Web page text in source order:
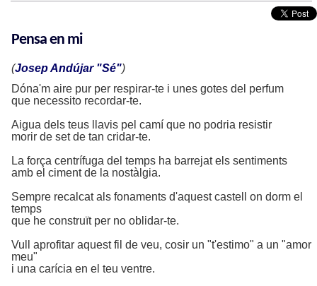
Pensa en mi
(Josep Andújar "Sé")
Dóna'm aire pur per respirar-te i unes gotes del perfum
que necessito recordar-te.
Aigua dels teus llavis pel camí que no podria resistir
morir de set de tan cridar-te.
La força centrífuga del temps ha barrejat els sentiments
amb el ciment de la nostàlgia.
Sempre recalcat als fonaments d'aquest castell on dorm el
temps
que he construït per no oblidar-te.
Vull aprofitar aquest fil de veu, cosir un "t'estimo" a un "amor
meu"
i una carícia en el teu ventre.